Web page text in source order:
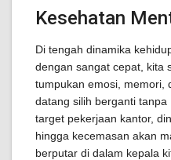
Kesehatan
Di tengah dinamika
dengan sangat cepat, kita
tumpukan emosi, memori,
datang silih berganti
target pekerjaan kantor,
hingga kecemasan akan
berputar di dalam kepala